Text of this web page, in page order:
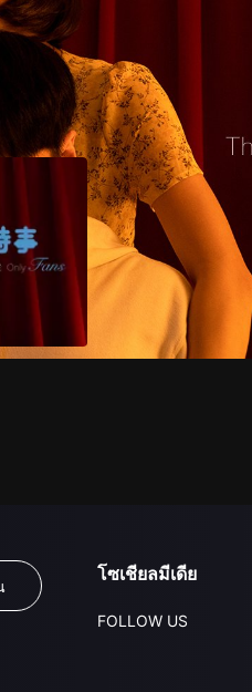
นะนำ รายละเอียด
โซเชียลมีเดีย
FOLLOW US